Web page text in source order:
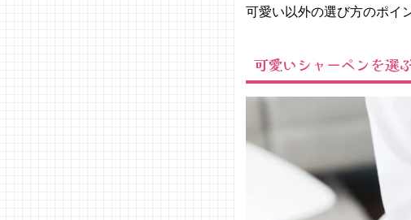
すめは
製
− 安す
ぎず使
− 可愛
くてお
しゃれ
なもの
可愛い以外の選び方のポイ
可愛いシャーペンを選